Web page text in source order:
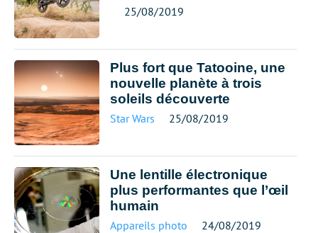
25/08/2019
Plus fort que Tatooine, une
nouvelle planète à trois
soleils découverte
Star Wars 25/08/2019
Une lentille électronique
plus performantes que l’œil
humain
Appareils photo 24/08/2019